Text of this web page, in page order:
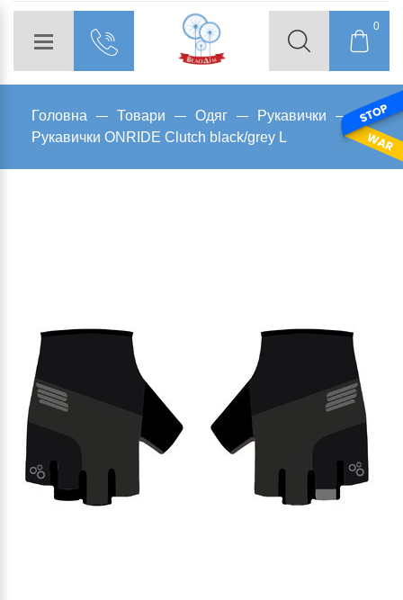
0
Головна Товари Одяг
Рукавички
Рукавички ONRIDE Clutch black/grey L